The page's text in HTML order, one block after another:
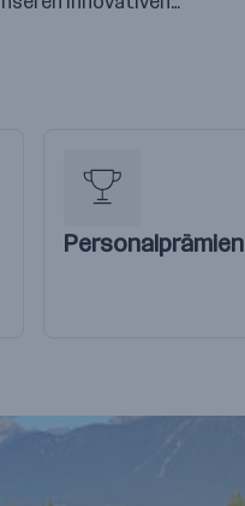
Personalprämien